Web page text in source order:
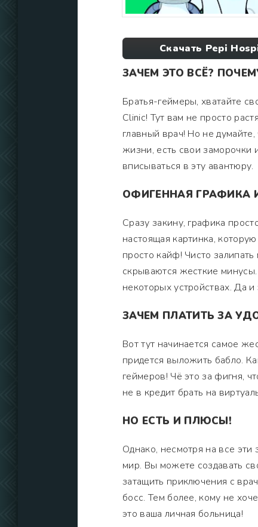
Скачать Pepi
ЗАЧЕМ ЭТО ВСЁ?
Братья-геймеры, хватайте
Clinic! Тут вам не просто
главный врач! Но не думайте,
жизни, есть свои заморочки
вписываться в эту авантюру.
ОФИГЕННАЯ ГРАФИКА
Сразу закину, графика
настоящая картинка,
просто кайф! Чисто
скрываются жесткие
некоторых устройствах. Да
ЗАЧЕМ ПЛАТИТЬ ЗА
Вот тут начинается самое
придется выложить бабло.
геймеров! Чё это за фигня,
не в кредит брать на
НО ЕСТЬ И ПЛЮСЫ!
Однако, несмотря на все эти
мир. Вы можете создавать
затащить приключения с
босс. Тем более, кому не
это ваша личная больница!